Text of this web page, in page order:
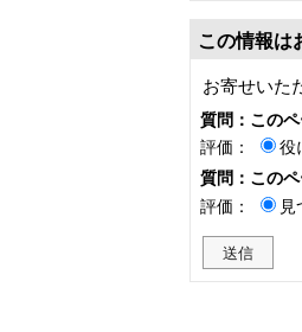
この情報は
お寄せいた
質問：この
評価：
役
質問：この
評価：